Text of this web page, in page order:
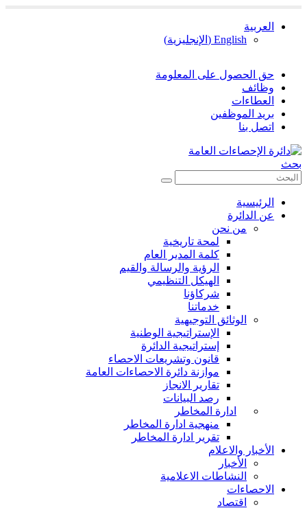
العربية
English
( الإنجليزية)
حق الحصول على المعلومة
وظائف
العطاءات
بريد الموظفين
اتصل بنا
بحث
الرئيسية
عن الدائرة
من نحن
لمحة تاريخية
كلمة المدير العام
الرؤية والرسالة والقيم
الهيكل التنظيمي
شركاؤنا
خدماتنا
الوثائق التوجيهية
الإستراتيجية الوطنية
إستراتيجية الدائرة
قانون وتشريعات الاحصاء
موازنة دائرة الاحصاءات العامة
تقارير الانجاز
رصد البيانات
ادارة المخاطر
منهجية ادارة المخاطر
تقرير ادارة المخاطر
الأخبار والاعلام
الأخبار
النشاطات الاعلامية
الاحصاءات
اقتصاد